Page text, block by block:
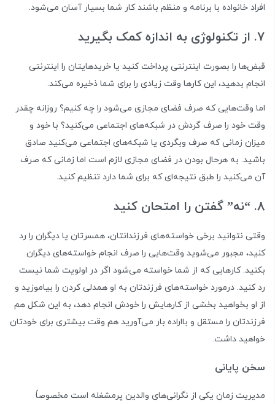
افراد خانواده با برنامه و منظم باشند کار شما بسیار آسان می‌شود.
7. از تکنولوژی به اندازه کمک بگیرید
قبض‌ها را بصورت اینترنتی پرداخت کنید یا خریدهایتان را اینترنتی
انجام بدهید، این کارها وقت زیادی را برای شما ذخیره می‌کند.
اما وقت‌هایی که صرف فضای مجازی می‌شود را چه کنیم؟ روزانه چقدر
وقت خود را صرف گردش در شبکه‌های اجتماعی می‌کنید؟ با خود و
میزان زمانی که صرف وبگردی یا شبکه‌های اجتماعی می‌کنید صادق
باشید. به هرحال بودن در فضای مجازی لازم است اما زمانی که صرف
آن می‌کنید را طبق نتیجه‌ای که برای شما دارد تنظیم کنید.
8. “نه” گفتن را امتحان کنید
وقتی نتوانید برخی خواسته‌های فرزندانتان، همسرتان یا دیگران را رد
کنید، مجبور می‌شوید وقت‌هایی را صرف انجام خواسته‌های دیگران
بکنید. کارهایی که از شما خواسته می‌شود اگر در اولویت شما نیست
رد کنید. درمورد خواسته‌های فرزندتان به او همدلی کردن را بیاموزید و
از او بخواهید بخشی از کارهایش را خودش انجام دهد، به این شکل هم
فرزندتان را مستقل و بااراده بار می‌آورید هم وقت بیشتری برای خودتان
خواهید داشت.
سخن پایانی
مدیریت زمان یکی از نگرانی‌های والدین پرمشغله است مخصوصاً